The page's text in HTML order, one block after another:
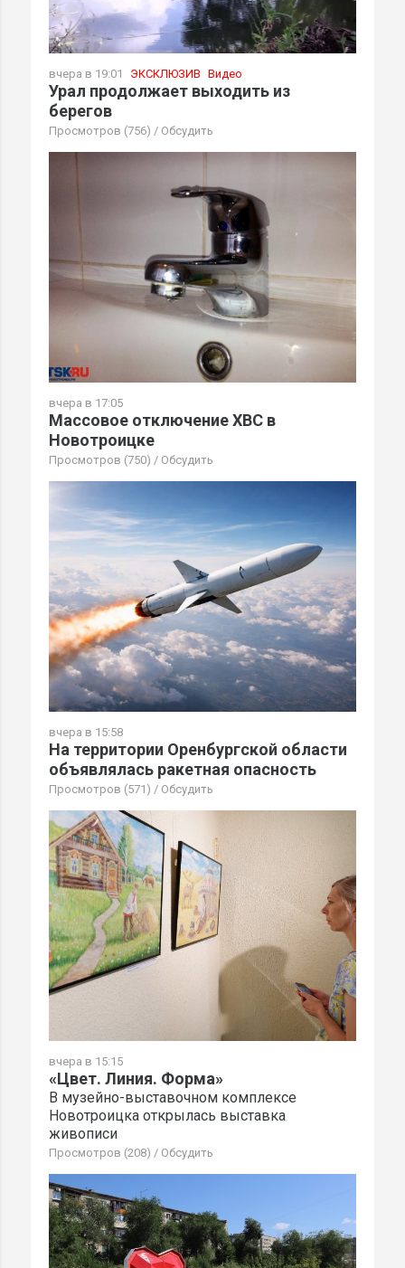
вчера в 19:01 ЭКСКЛЮЗИВ Видео
Урал продолжает выходить из
берегов
Просмотров (756) / Обсудить
вчера в 17:05
Массовое отключение ХВС в
Новотроицке
Просмотров (750) / Обсудить
вчера в 15:58
На территории Оренбургской области
объявлялась ракетная опасность
Просмотров (571) / Обсудить
вчера в 15:15
«Цвет. Линия. Форма»
В музейно-выставочном комплексе
Новотроицка открылась выставка
живописи
Просмотров (208) / Обсудить